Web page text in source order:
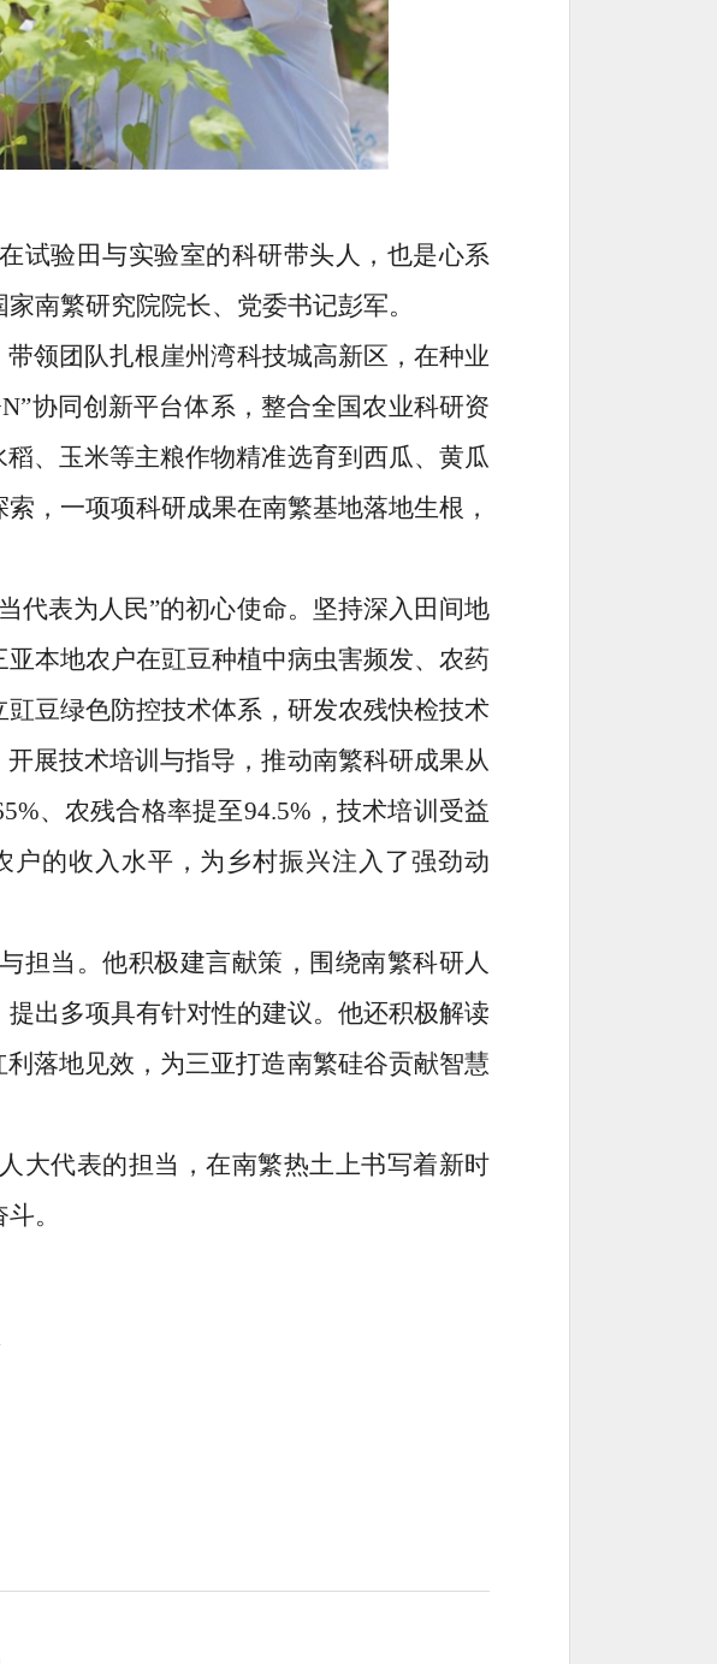
试验田与实验室的科研带头人，也是心系
南繁研究院院长、党委书记彭军。
领团队扎根崖州湾科技城高新区，在种业
协同创新平台体系，整合全国农业科研资
、玉米等主粮作物精准选育到西瓜、黄瓜
，一项项科研成果在南繁基地落地生根，
代表为人民”的初心使命。坚持深入田间地
本地农户在豇豆种植中病虫害频发、农药
豆绿色防控技术体系，研发农残快检技术
展技术培训与指导，推动南繁科研成果从
、农残合格率提至94.5%，技术培训受益
户的收入水平，为乡村振兴注入了强劲动
担当。他积极建言献策，围绕南繁科研人
出多项具有针对性的建议。他还积极解读
落地见效，为三亚打造南繁硅谷贡献智慧
大代表的担当，在南繁热土上书写着新时
。